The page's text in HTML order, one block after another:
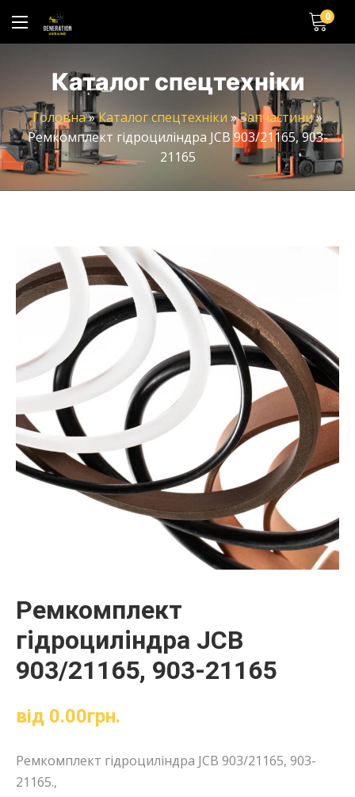
0
Каталог спецтехніки
Головна»Каталог спецтехніки »Запчастини»
Ремкомплект гідроциліндра JCB 903/21165, 903-
21165
Ремкомплект
гідроциліндра JCB
903/21165, 903-21165
від 0.00грн.
Ремкомплект гідроциліндра JCB 903/21165, 903-
21165.,